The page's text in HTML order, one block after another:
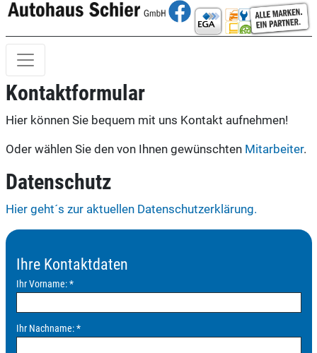
Kontaktformular
Hier können Sie bequem mit uns Kontakt aufnehmen!
Oder wählen Sie den von Ihnen gewünschten Mitarbeiter.
Datenschutz
Hier geht´s zur aktuellen Datenschutzerklärung.
Ihre Kontaktdaten
Ihr Vorname:*
Ihr Nachname:*